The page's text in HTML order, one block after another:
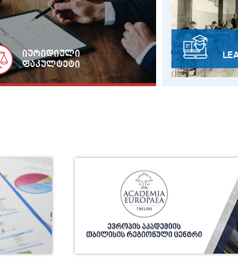
ლექცია თსუ-ში
საქართველო და კოვიდპანდემია: ახალი
თსუ ეკონომიკისა და ბიზნესის
იურიდიული
ფაკულტეტი